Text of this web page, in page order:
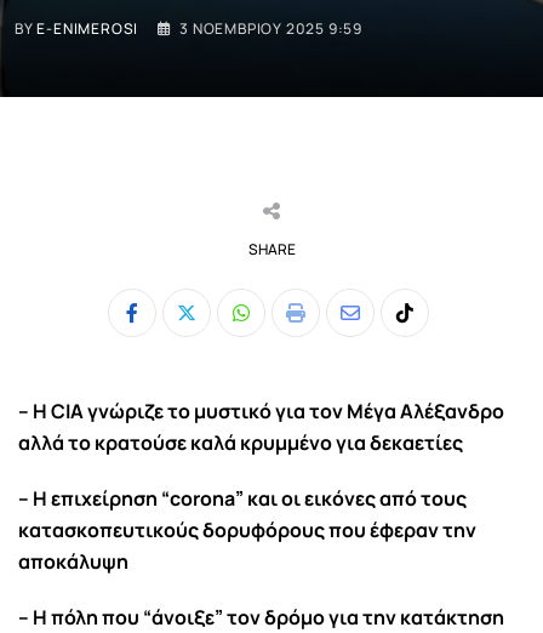
BYE-ENIMEROSI 3 ΝΟΕΜΒΡΊΟΥ 2025 9:59
SHARE
Whatsapp
Print
ShareTiktok
– Η CIA γνώριζε το μυστικό για τον Μέγα Αλέξανδρο
αλλά το κρατούσε καλά κρυμμένο για δεκαετίες
– Η επιχείρηση “corona” και οι εικόνες από τους
κατασκοπευτικούς δορυφόρους που έφεραν την
αποκάλυψη
– Η πόλη που “άνοιξε” τον δρόμο για την κατάκτηση